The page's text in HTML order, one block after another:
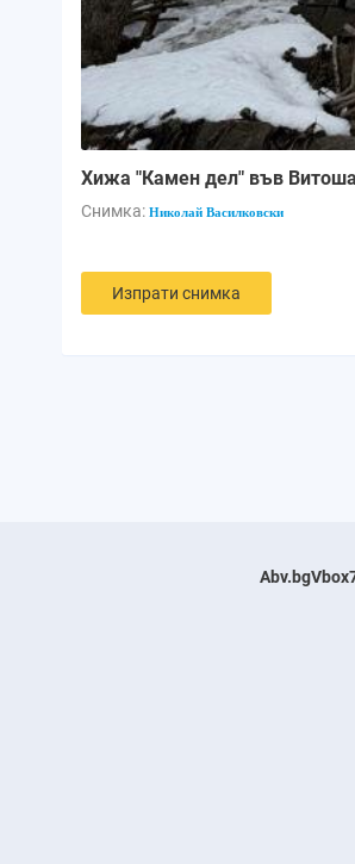
Хижа "Камен дел" във Витоша
Снимка: Николай Василковски
Изпрати снимка
Abv.bg